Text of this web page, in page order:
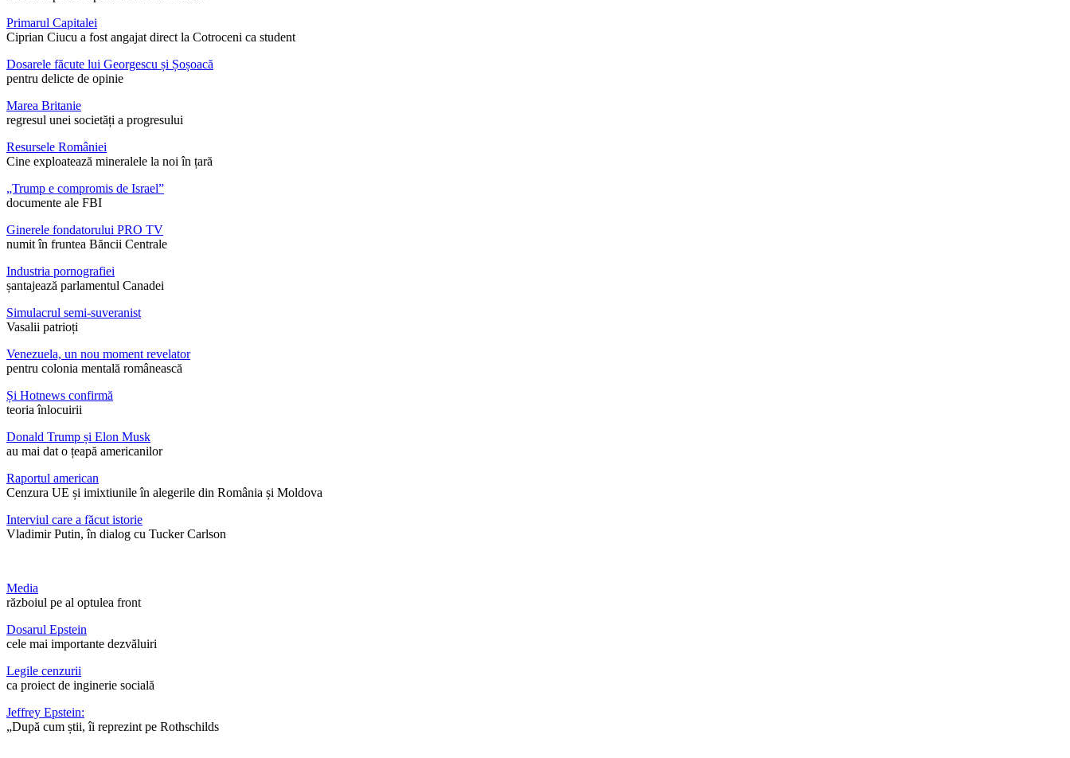
Primarul Capitalei
Ciprian Ciucu a fost angajat direct la Cotroceni ca student
Dosarele făcute lui Georgescu și Șoșoacă
pentru delicte de opinie
Marea Britanie
regresul unei societăți a progresului
Resursele României
Cine exploatează mineralele la noi în țară
„Trump e compromis de Israel”
documente ale FBI
Ginerele fondatorului PRO TV
numit în fruntea Băncii Centrale
Industria pornografiei
șantajează parlamentul Canadei
Simulacrul semi-suveranist
Vasalii patrioți
Venezuela, un nou moment revelator
pentru colonia mentală românească
Și Hotnews confirmă
teoria înlocuirii
Donald Trump și Elon Musk
au mai dat o țeapă americanilor
Raportul american
Cenzura UE și imixtiunile în alegerile din România și Moldova
Interviul care a făcut istorie
Vladimir Putin, în dialog cu Tucker Carlson
Media
războiul pe al optulea front
Dosarul Epstein
cele mai importante dezvăluiri
Legile cenzurii
ca proiect de inginerie socială
Jeffrey Epstein:
„După cum știi, îi reprezint pe Rothschilds